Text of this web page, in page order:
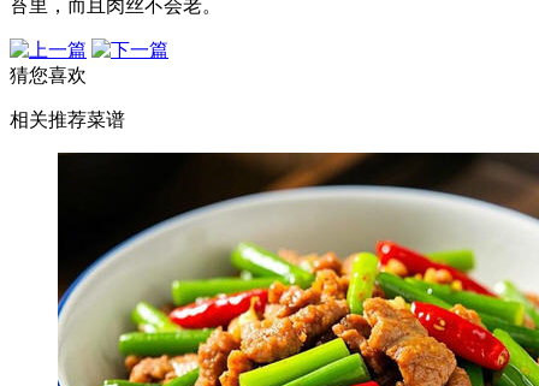
苔里，而且肉丝不会老。
猜您喜欢
相关推荐菜谱